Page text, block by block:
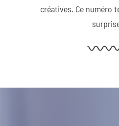
créatives. Ce numéro